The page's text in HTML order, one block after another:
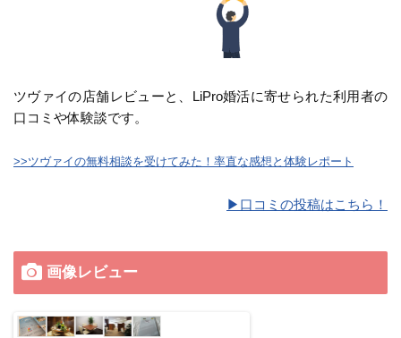
ツヴァイの店舗レビューと、LiPro婚活に寄せられた利用者の
口コミや体験談です。
>>ツヴァイの無料相談を受けてみた！率直な感想と体験レポート
▶︎口コミの投稿はこちら！
画像レビュー